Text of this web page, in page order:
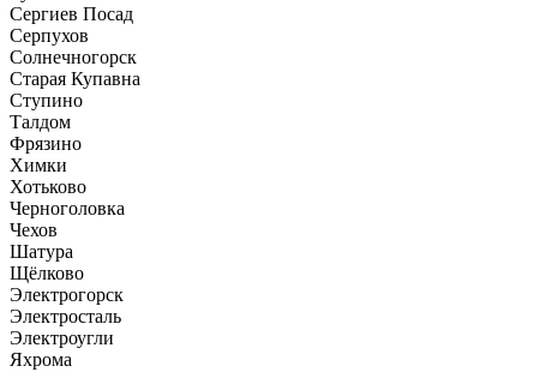
Сергиев Посад
Серпухов
Солнечногорск
Старая Купавна
Ступино
Талдом
Фрязино
Химки
Хотьково
Черноголовка
Чехов
Шатура
Щёлково
Электрогорск
Электросталь
Электроугли
Яхрома